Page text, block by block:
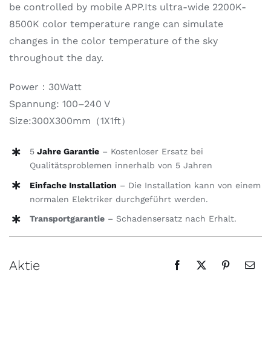
be controlled by mobile APP.Its ultra-wide 2200K-
8500K color temperature range can simulate
changes in the color temperature of the sky
throughout the day.
Power：30Watt
Spannung: 100–240 V
Size:300X300mm（1X1ft）
5Jahre Garantie– Kostenloser Ersatz bei
Qualitätsproblemen innerhalb von 5 Jahren
Einfache Installation – Die Installation kann von einem
normalen Elektriker durchgeführt werden.
Transportgarantie– Schadensersatz nach Erhalt.
Aktie